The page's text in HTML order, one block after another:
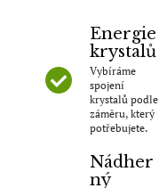
Energie
krystalů
Vybíráme
spojení
krystalů podle
záměru, který
potřebujete.
Nádher
ný